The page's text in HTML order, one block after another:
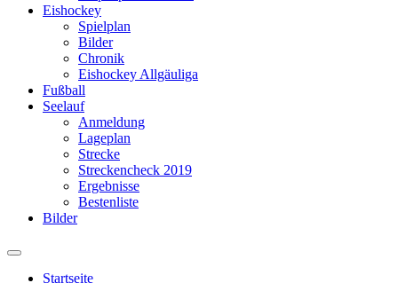
Eishockey
Spielplan
Bilder
Chronik
Eishockey Allgäuliga
Fußball
Seelauf
Anmeldung
Lageplan
Strecke
Streckencheck 2019
Ergebnisse
Bestenliste
Bilder
Suchfeld
ein-/ausblenden
Startseite